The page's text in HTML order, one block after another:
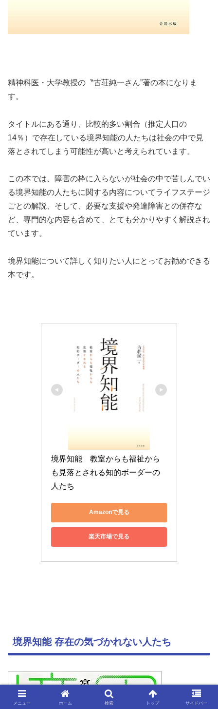
精神科医・大学教授の〝古荘純一さん”著の本になりま
す。
タイトルにある通り、比較的多い割合（推定人口の
14％）で存在している境界知能の人たちは社会の中で見
落とされてしまう可能性が高いと考えられています。
この本では、障害の枠に入らないが社会の中で苦しんでい
る境界知能の人たちに関する内容についてライフステージ
ごとの解説、そして、必要な支援や発達障害との併存な
ど、専門的な内容も含めて、とても分かりやすく解説され
ています。
境界知能について詳しく知りたい人にとってお勧めできる
本です。
境界知能　教室からも福祉から
も見落とされる知的ボーダーの
人たち
Amazonで見る
楽天市場で見る
境界知能 存在の気づかれない人たち
メニュー ホーム 検索 トップ サイドバー